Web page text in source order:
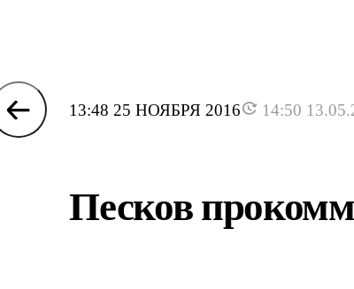
13:48 25 НОЯБРЯ 2016 14:50
Песков